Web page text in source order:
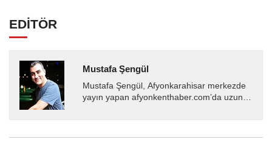
EDİTÖR
Mustafa Şengül
Mustafa Şengül, Afyonkarahisar merkezde
yayın yapan afyonkenthaber.com’da uzun
almakta, haber akışı...